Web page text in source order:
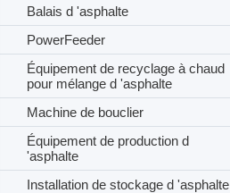
Balais d 'asphalte
PowerFeeder
Équipement de recyclage à chaud
pour mélange d 'asphalte
Machine de bouclier
Équipement de production d
'asphalte
Installation de stockage d 'asphalte